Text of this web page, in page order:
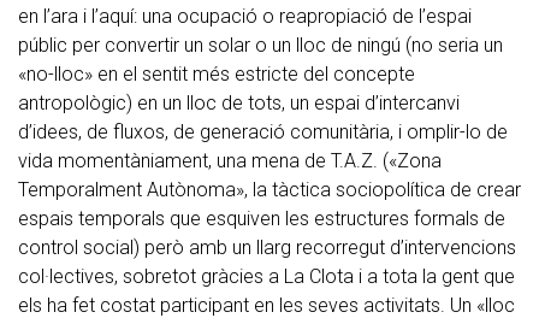
en l’ara i l’aquí: una ocupació o reapropiació de l’espai
públic per convertir un solar o un lloc de ningú (no seria un
«no-lloc» en el sentit més estricte del concepte
antropològic) en un lloc de tots, un espai d’intercanvi
d’idees, de fluxos, de generació comunitària, i omplir-lo de
vida momentàniament, una mena de T.A.Z. («Zona
Temporalment Autònoma», la tàctica sociopolítica de crear
espais temporals que esquiven les estructures formals de
control social) però amb un llarg recorregut d’intervencions
col·lectives, sobretot gràcies a La Clota i a tota la gent que
els ha fet costat participant en les seves activitats. Un «lloc